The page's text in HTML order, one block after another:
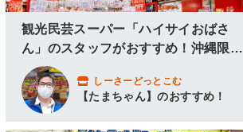
観光民芸スーパー「ハイサイおばさ
ん」のスタッフがおすすめ！沖縄限定
グッズ＆アロハシャツ！
しーさーどっとこむ
【たまちゃん】のおすすめ！